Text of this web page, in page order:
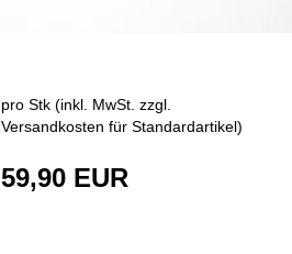
pro Stk (inkl. MwSt. zzgl.
Versandkosten für Standardartikel)
59,90 EUR